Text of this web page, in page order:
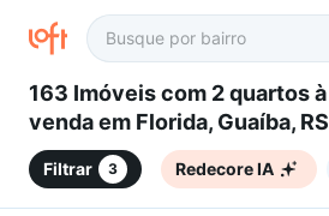
163 Imóveis com 2 quartos à
venda em Florida, Guaíba, RS
Filtrar 3 Redecore IA